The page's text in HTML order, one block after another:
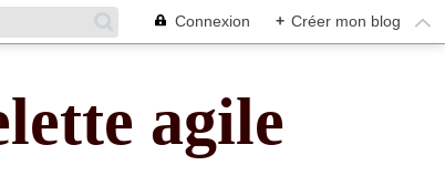
Connexion + Créer mon blog
agile